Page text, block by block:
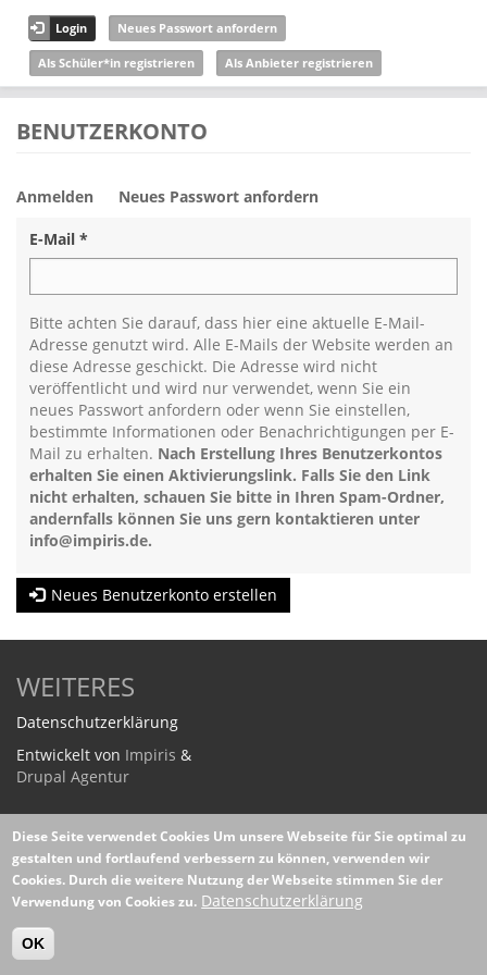
Direkt zum Inhalt
Login Neues Passwort anfordern
Als Schüler*in registrieren Als Anbieter registrieren
BENUTZERKONTO
Haupt-Reiter
Anmelden Neues Passwort anfordern
E-Mail *
Bitte achten Sie darauf, dass hier eine aktuelle E-Mail-
Adresse genutzt wird. Alle E-Mails der Website werden an
diese Adresse geschickt. Die Adresse wird nicht
veröffentlicht und wird nur verwendet, wenn Sie ein
neues Passwort anfordern oder wenn Sie einstellen,
bestimmte Informationen oder Benachrichtigungen per E-
Mail zu erhalten. Nach Erstellung Ihres Benutzerkontos
erhalten Sie einen Aktivierungslink. Falls Sie den Link
nicht erhalten, schauen Sie bitte in Ihren Spam-Ordner,
andernfalls können Sie uns gern kontaktieren unter
info@impiris.de.
Neues Benutzerkonto erstellen
WEITERES
Datenschutzerklärung
Entwickelt von Impiris &
Drupal Agentur
Diese Seite verwendet Cookies Um unsere Webseite für Sie optimal zu
gestalten und fortlaufend verbessern zu können, verwenden wir
Cookies. Durch die weitere Nutzung der Webseite stimmen Sie der
Verwendung von Cookies zu. Datenschutzerklärung
OK